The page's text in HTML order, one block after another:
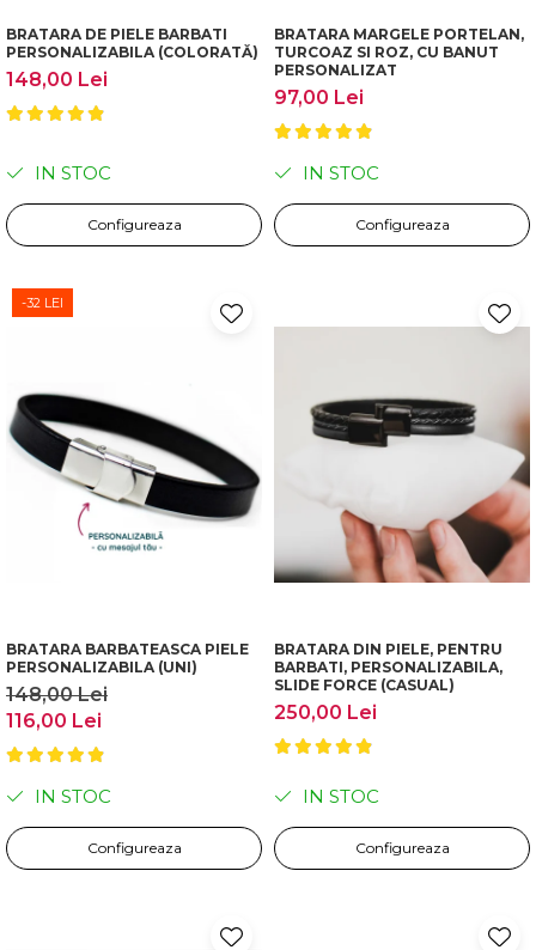
BRATARA DE PIELE BARBATI
PERSONALIZABILA (COLORATĂ)
148,00 Lei
IN STOC
Configureaza
BRATARA MARGELE PORTELAN,
TURCOAZ SI ROZ, CU BANUT
PERSONALIZAT
97,00 Lei
IN STOC
Configureaza
-32 LEI
BRATARA BARBATEASCA PIELE
PERSONALIZABILA (UNI)
148,00 Lei
116,00 Lei
IN STOC
Configureaza
BRATARA DIN PIELE, PENTRU
BARBATI, PERSONALIZABILA,
SLIDE FORCE (CASUAL)
250,00 Lei
IN STOC
Configureaza